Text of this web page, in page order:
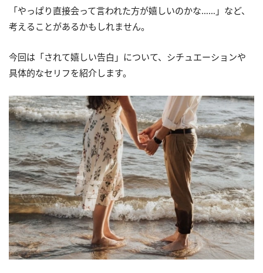
「やっぱり直接会って言われた方が嬉しいのかな……」など、
考えることがあるかもしれません。
今回は「されて嬉しい告白」について、シチュエーションや
具体的なセリフを紹介します。